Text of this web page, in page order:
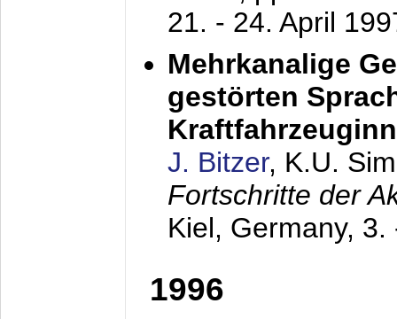
21. - 24. April
Mehrkanalige
gestörten
J. Bitzer, K.U.
Fortschritte der
Kiel, Germany, 3.
1996